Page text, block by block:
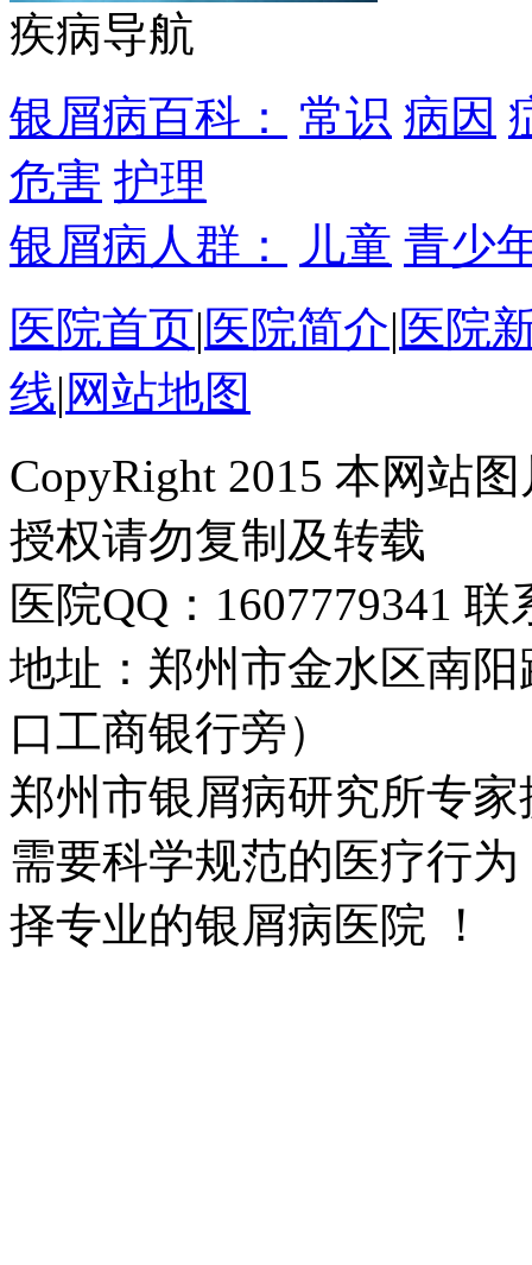
疾病导航
银屑病百科：
常识 病因
危害 护理
银屑病人群：
儿童 青少
医院首页|医院简介|医院
线| 网站地图
CopyRight 2015 本网站
授权请勿复制及转载
医院QQ：1607779341
地址：郑州市金水区南
口工商银行旁）
郑州市银屑病研究所专
需要科学规范的医疗行
择专业的银屑病医院 ！